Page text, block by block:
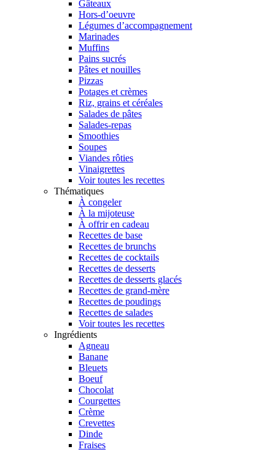
Gâteaux
Hors-d’oeuvre
Légumes d’accompagnement
Marinades
Muffins
Pains sucrés
Pâtes et nouilles
Pizzas
Potages et crèmes
Riz, grains et céréales
Salades de pâtes
Salades-repas
Smoothies
Soupes
Viandes rôties
Vinaigrettes
Voir toutes les recettes
Thématiques
À congeler
À la mijoteuse
À offrir en cadeau
Recettes de base
Recettes de brunchs
Recettes de cocktails
Recettes de desserts
Recettes de desserts glacés
Recettes de grand-mère
Recettes de poudings
Recettes de salades
Voir toutes les recettes
Ingrédients
Agneau
Banane
Bleuets
Boeuf
Chocolat
Courgettes
Crème
Crevettes
Dinde
Fraises